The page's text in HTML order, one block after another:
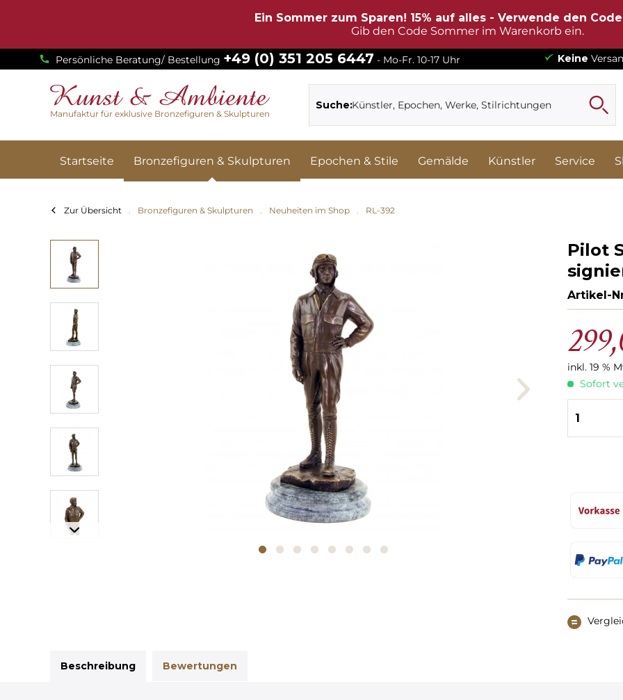
Ein Sommer zum Sparen! 15% auf alles - Verwende den
Gib den Code Sommer im Warenkorb ein.
Persönliche Beratung/ Bestellung +49 (0) 351 205 6447 - Mo-Fr. 10-17 Uhr Keine
Manufaktur für exklusive Bronzefiguren & Skulpturen
Suche:
Startseite Bronzefiguren & Skulpturen Epochen & Stile Gemälde Künstler Service
Zur Übersicht Bronzefiguren & Skulpturen Neuheiten im Shop RL-392
Pilot
Artikel-
inkl. 19 %
Sofort
Beschreibung Bewertungen